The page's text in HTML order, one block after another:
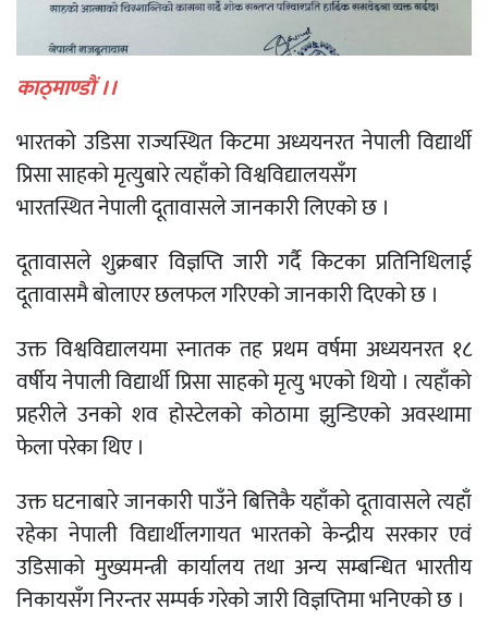
काठ्माण्डाैं ।।
भारतको उडिसा राज्यस्थित किटमा अध्ययनरत नेपाली विद्यार्थी
प्रिसा साहको मृत्युबारे त्यहाँको विश्वविद्यालयसँग
भारतस्थित नेपाली दूतावासले जानकारी लिएको छ ।
दूतावासले शुक्रबार विज्ञप्ति जारी गर्दै किटका प्रतिनिधिलाई
दूतावासमै बोलाएर छलफल गरिएको जानकारी दिएकाे छ ।
उक्त विश्वविद्यालयमा स्नातक तह प्रथम वर्षमा अध्ययनरत १८
वर्षीय नेपाली विद्यार्थी प्रिसा साहको मृत्यु भएको थियाे । त्यहाँको
प्रहरीले उनकाे शव होस्टेलको कोठामा झुन्डिएको अवस्थामा
फेला परेका थिए ।
उक्त घटनाबारे जानकारी पाउँने बित्तिकै यहाँको दूतावासले त्यहाँ
रहेका नेपाली विद्यार्थीलगायत भारतको केन्द्रीय सरकार एवं
उडिसाको मुख्यमन्त्री कार्यालय तथा अन्य सम्बन्धित भारतीय
निकायसँग निरन्तर सम्पर्क गरेकाे जारी विज्ञप्तिमा भनिएकाे छ ।